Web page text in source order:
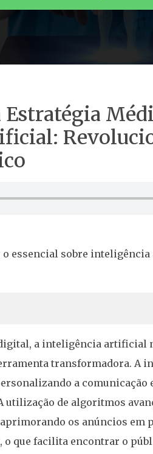
o essencial sobre
a inteligência artificial
transformadora. A
a
utilização de algoritmos
os anúncios em
o que facilita encontrar o